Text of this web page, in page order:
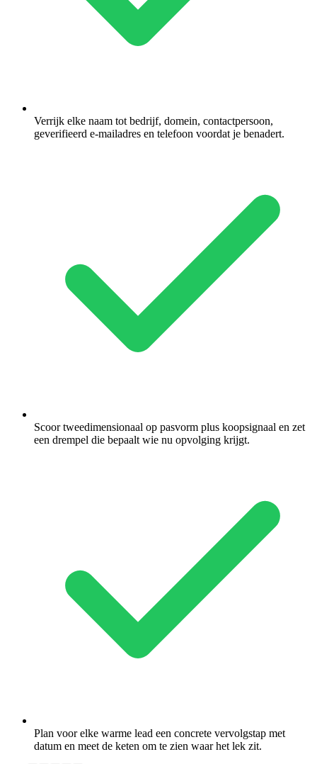
Verrijk elke naam tot bedrijf, domein, contactpersoon,
geverifieerd e-mailadres en telefoon voordat je benadert.
Scoor tweedimensionaal op pasvorm plus koopsignaal en zet
een drempel die bepaalt wie nu opvolging krijgt.
Plan voor elke warme lead een concrete vervolgstap met
datum en meet de keten om te zien waar het lek zit.